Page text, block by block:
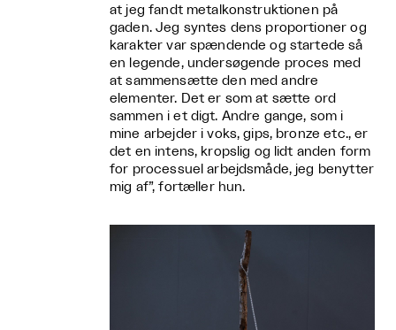
at jeg fandt metalkonstruktionen på
gaden. Jeg syntes dens proportioner og
karakter var spændende og startede så
en legende, undersøgende proces med
at sammensætte den med andre
elementer. Det er som at sætte ord
sammen i et digt. Andre gange, som i
mine arbejder i voks, gips, bronze etc., er
det en intens, kropslig og lidt anden form
for processuel arbejdsmåde, jeg benytter
mig af”, fortæller hun.